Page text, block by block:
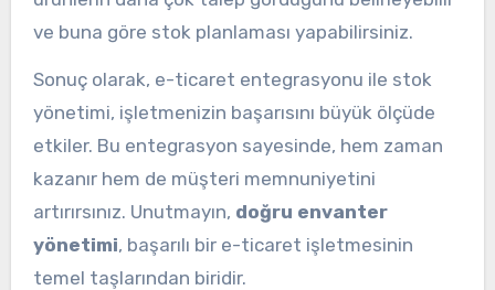
ve buna göre stok planlaması yapabilirsiniz.
Sonuç olarak, e-ticaret entegrasyonu ile stok
yönetimi, işletmenizin başarısını büyük ölçüde
etkiler. Bu entegrasyon sayesinde, hem zaman
kazanır hem de müşteri memnuniyetini
artırırsınız. Unutmayın, doğru envanter
yönetimi, başarılı bir e-ticaret işletmesinin
temel taşlarından biridir.